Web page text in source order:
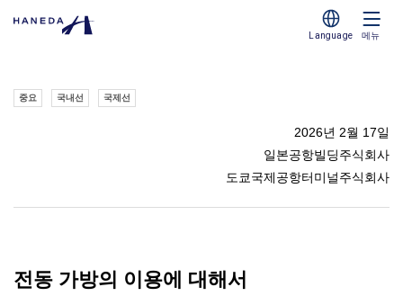
Language 메뉴
중요 국내선 국제선
2026년 2월 17일
일본공항빌딩주식회사
도쿄국제공항터미널주식회사
전동 가방의 이용에 대해서